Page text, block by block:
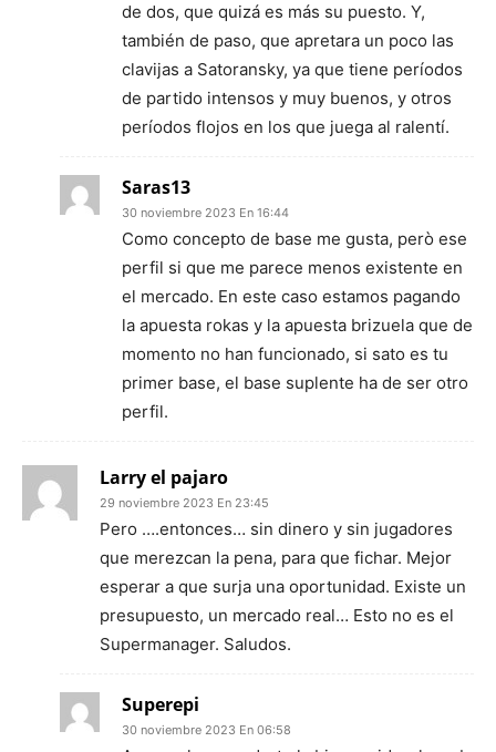
de dos, que quizá es más su puesto. Y,
también de paso, que apretara un poco las
clavijas a Satoransky, ya que tiene períodos
de partido intensos y muy buenos, y otros
períodos flojos en los que juega al ralentí.
Saras13
30 noviembre 2023 En 16:44
Como concepto de base me gusta, però ese
perfil si que me parece menos existente en
el mercado. En este caso estamos pagando
la apuesta rokas y la apuesta brizuela que de
momento no han funcionado, si sato es tu
primer base, el base suplente ha de ser otro
perfil.
Larry el pajaro
29 noviembre 2023 En 23:45
Pero ….entonces… sin dinero y sin jugadores
que merezcan la pena, para que fichar. Mejor
esperar a que surja una oportunidad. Existe un
presupuesto, un mercado real… Esto no es el
Supermanager. Saludos.
Superepi
30 noviembre 2023 En 06:58